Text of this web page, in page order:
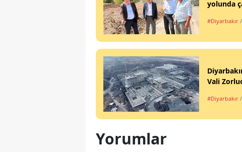
yolunda
#Diyarbakır
Vali
#Diyarbakır
Yorumlar